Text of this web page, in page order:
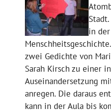
in der
zwei Gedichte von
Sarah Kirsch zu einer
Auseinandersetzung
anregen. Die daraus
kann in der Aula bis